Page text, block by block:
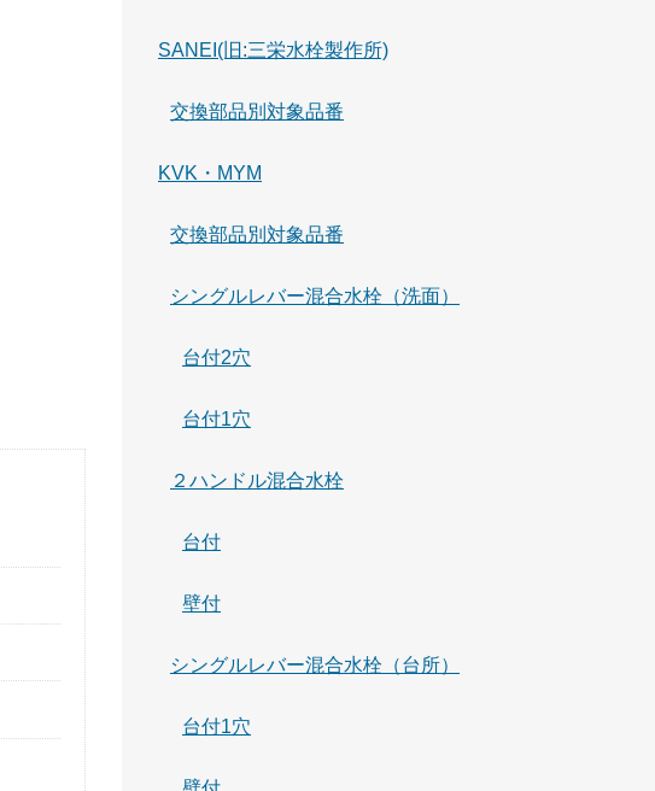
SANEI(旧:三栄水栓製作所)
交換部品別対象品番
KVK・MYM
交換部品別対象品番
シングルレバー混合水栓（洗面）
台付2穴
台付1穴
２ハンドル混合水栓
台付
壁付
シングルレバー混合水栓（台所）
台付1穴